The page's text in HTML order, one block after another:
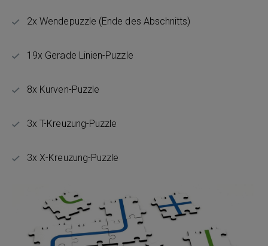
2x Wendepuzzle (Ende des Abschnitts)
19x Gerade Linien-Puzzle
8x Kurven-Puzzle
3x T-Kreuzung-Puzzle
3x X-Kreuzung-Puzzle